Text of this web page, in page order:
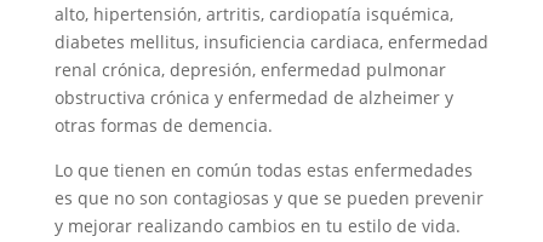
alto, hipertensión, artritis, cardiopatía isquémica,
diabetes mellitus, insuficiencia cardiaca, enfermedad
renal crónica, depresión, enfermedad pulmonar
obstructiva crónica y enfermedad de alzheimer y
otras formas de demencia.
Lo que tienen en común todas estas enfermedades
es que no son contagiosas y que se pueden prevenir
y mejorar realizando cambios en tu estilo de vida.